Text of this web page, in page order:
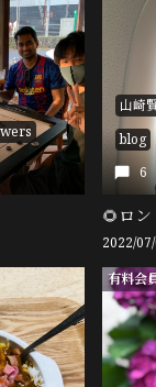
山崎
blog
6
2022/
有料会